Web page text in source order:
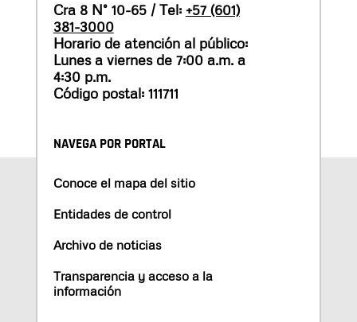
Cra 8 N° 10-65 / Tel: +57 (601)
381-3000
Horario de atención al público:
Lunes a viernes de 7:00 a.m. a
4:30 p.m.
Código postal: 111711
NAVEGA POR PORTAL
Conoce el mapa del sitio
Entidades de control
Archivo de noticias
Transparencia y acceso a la
información